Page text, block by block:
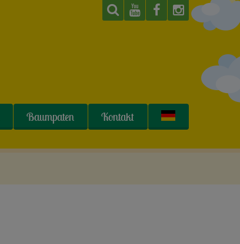
Baumpaten Kontakt